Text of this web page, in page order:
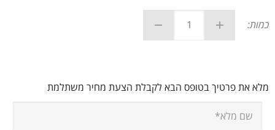
כמות:
מלא את פרטיך בטופס הבא לקבלת הצעת מחיר משתלמת